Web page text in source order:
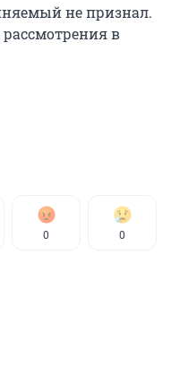
не признал.
рассмотрения в
0 0